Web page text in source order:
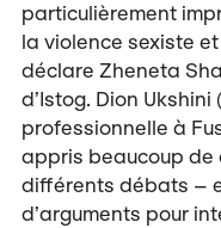
particulièrement
la violence sexiste
déclare Zheneta
d’Istog. Dion
professionnelle à
appris beaucoup de
différents débats –
d’arguments pour